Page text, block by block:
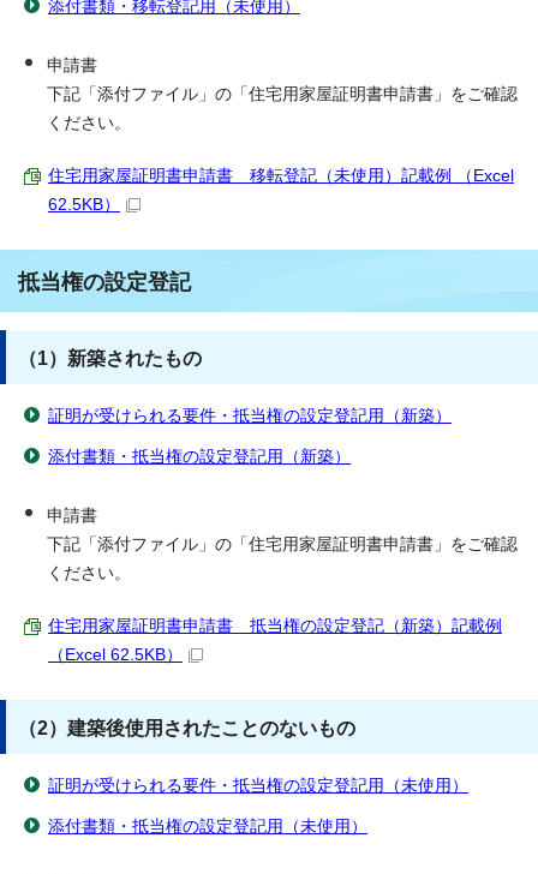
添付書類・移転登記用（未使用）
申請書
下記「添付ファイル」の「住宅用家屋証明書申請書」をご確認
ください。
住宅用家屋証明書申請書 移転登記（未使用）記載例 （Excel
62.5KB）
抵当権の設定登記
（1）新築されたもの
証明が受けられる要件・抵当権の設定登記用（新築）
添付書類・抵当権の設定登記用（新築）
申請書
下記「添付ファイル」の「住宅用家屋証明書申請書」をご確認
ください。
住宅用家屋証明書申請書 抵当権の設定登記（新築）記載例
（Excel 62.5KB）
（2）建築後使用されたことのないもの
証明が受けられる要件・抵当権の設定登記用（未使用）
添付書類・抵当権の設定登記用（未使用）